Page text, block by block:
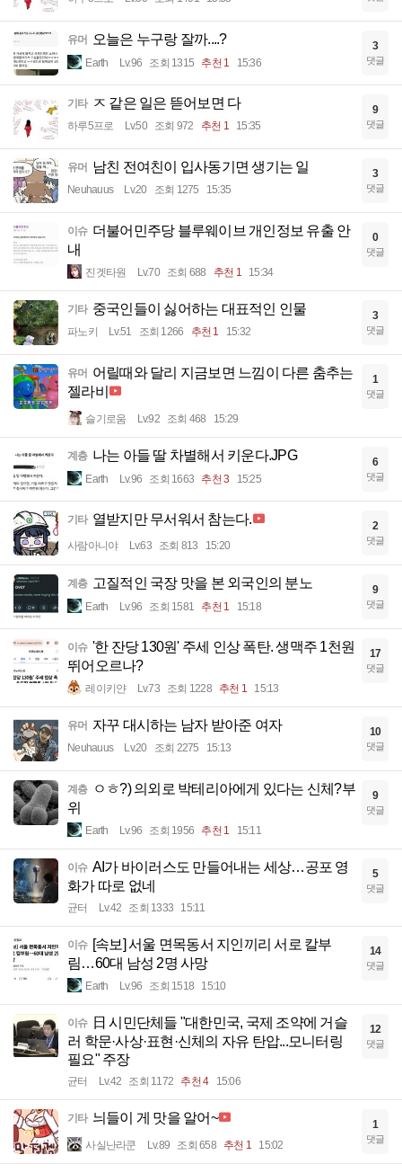
유머 오늘은 누구랑 잘까....?
Earth Lv.96 조회 1315 추천 1 15:36
3
댓글
기타 ㅈ 같은 일은 뜯어보면 다
하루5프로 Lv.50 조회 972 추천 1 15:35
9
댓글
유머 남친 전여친이 입사동기면 생기는 일
Neuhauus Lv.20 조회 1275 15:35
3
댓글
이슈 더불어민주당 블루웨이브 개인정보 유출 안
내
진겟타원 Lv.70 조회 688 추천 1 15:34
0
댓글
기타 중국인들이 싫어하는 대표적인 인물
파노키 Lv.51 조회 1266 추천 1 15:32
3
댓글
유머 어릴때와 달리 지금보면 느낌이 다른 춤추는
젤라비
슬기로움 Lv.92 조회 468 15:29
1
댓글
계층 나는 아들 딸 차별해서 키운다.JPG
Earth Lv.96 조회 1663 추천 3 15:25
6
댓글
기타 열받지만 무서워서 참는다.
사람아니야 Lv.63 조회 813 15:20
2
댓글
계층 고질적인 국장 맛을 본 외국인의 분노
Earth Lv.96 조회 1581 추천 1 15:18
9
댓글
이슈 '한 잔당 130원' 주세 인상 폭탄. 생맥주 1천원
뛰어오르나?
레이키얀 Lv.73 조회 1228 추천 1 15:13
17
댓글
유머 자꾸 대시하는 남자 받아준 여자
Neuhauus Lv.20 조회 2275 15:13
10
댓글
계층
ㅇㅎ?) 의외로 박테리아에게 있다는 신체?부
위
Earth Lv.96 조회 1956 추천 1 15:11
9
댓글
이슈 AI가 바이러스도 만들어내는 세상…공포 영
화가 따로 없네
균터 Lv.42 조회 1333 15:11
5
댓글
이슈
[속보] 서울 면목동서 지인끼리 서로 칼부
림…60대 남성 2명 사망
Earth Lv.96 조회 1518 15:10
14
댓글
이슈
日 시민단체들 "대한민국, 국제 조약에 거슬
러 학문·사상·표현·신체의 자유 탄압...모니터링
필요" 주장
균터 Lv.42 조회 1172 추천 4 15:06
12
댓글
기타 늬들이 게 맛을 알어~
사실난라쿤 Lv.89 조회 658 추천 1 15:02
1
댓글